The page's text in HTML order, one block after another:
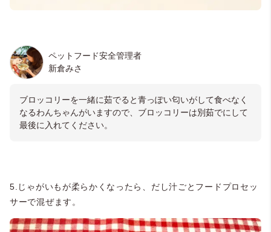
ペットフード安全管理者
新倉みさ
ブロッコリーを一緒に茹でると青っぽい匂いがして食べなく
なるわんちゃんがいますので、ブロッコリーは別茹でにして
最後に入れてください。
5.じゃがいもが柔らかくなったら、だし汁ごとフードプロセッ
サーで混ぜます。